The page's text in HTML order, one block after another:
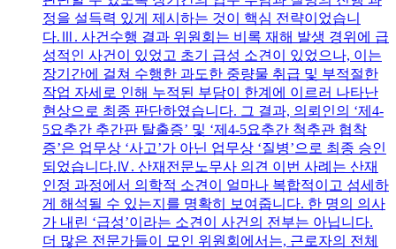
정을 설득력 있게 제시하는 것이 핵심 전략이었습니
다.Ⅲ. 사건수행 결과 위원회는 비록 재해 발생 경위에 급
성적인 사건이 있었고 초기 급성 소견이 있었으나, 이는
장기간에 걸쳐 수행한 과도한 중량물 취급 및 부적절한
작업 자세로 인해 누적된 부담이 한계에 이르러 나타난
현상으로 최종 판단하였습니다. 그 결과, 의뢰인의 ‘제4-
5요추간 추간판 탈출증’ 및 ‘제4-5요추간 척추관 협착
증’은 업무상 ‘사고’가 아닌 업무상 ‘질병’으로 최종 승인
되었습니다.Ⅳ. 산재전문노무사 의견 이번 사례는 산재
인정 과정에서 의학적 소견이 얼마나 복합적이고 섬세하
게 해석될 수 있는지를 명확히 보여줍니다. 한 명의 의사
가 내린 ‘급성’이라는 소견이 사건의 전부는 아닙니다.
더 많은 전문가들이 모인 위원회에서는, 근로자의 전체